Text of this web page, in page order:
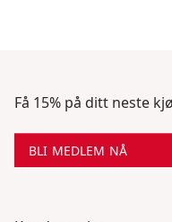
Få 15% på ditt neste
BLI MEDLEM NÅ